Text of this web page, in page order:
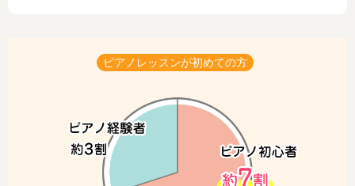
ピアノレッスンが初めての方